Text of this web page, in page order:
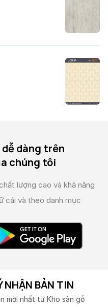
dàng trên
chúng tôi
lượng cao và khả năng
cái và theo danh mục
NHẬN BẢN TIN
mời nhất từ Kho sàn gỗ